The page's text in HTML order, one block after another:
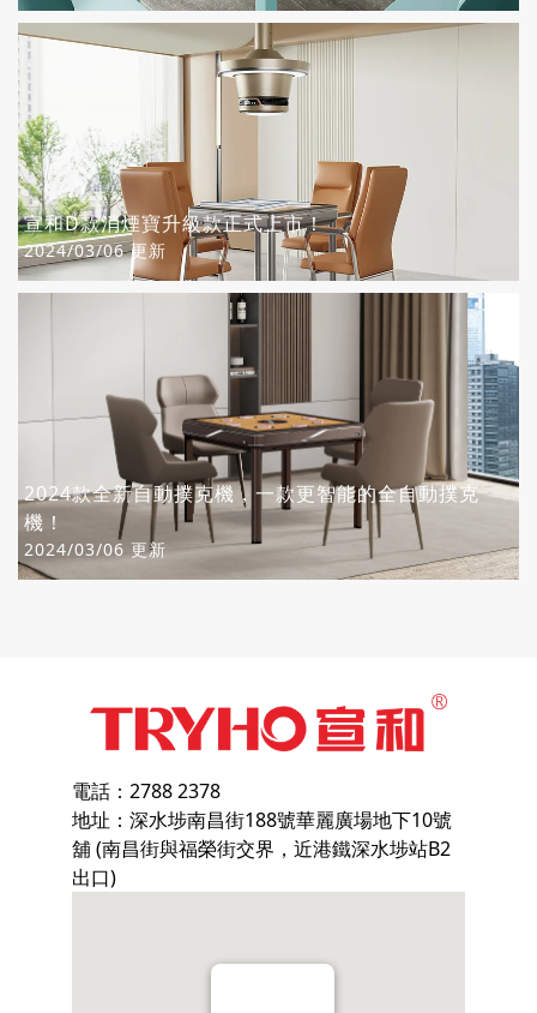
宣和D款消煙寶升級款正式上市！
2024/03/06 更新
2024款全新自動撲克機，一款更智能的全自動撲克
機！
2024/03/06 更新
電話：2788 2378
地址：深水埗南昌街188號華麗廣場地下10號
舖 (南昌街與福榮街交界，近港鐵深水埗站B2
出口)